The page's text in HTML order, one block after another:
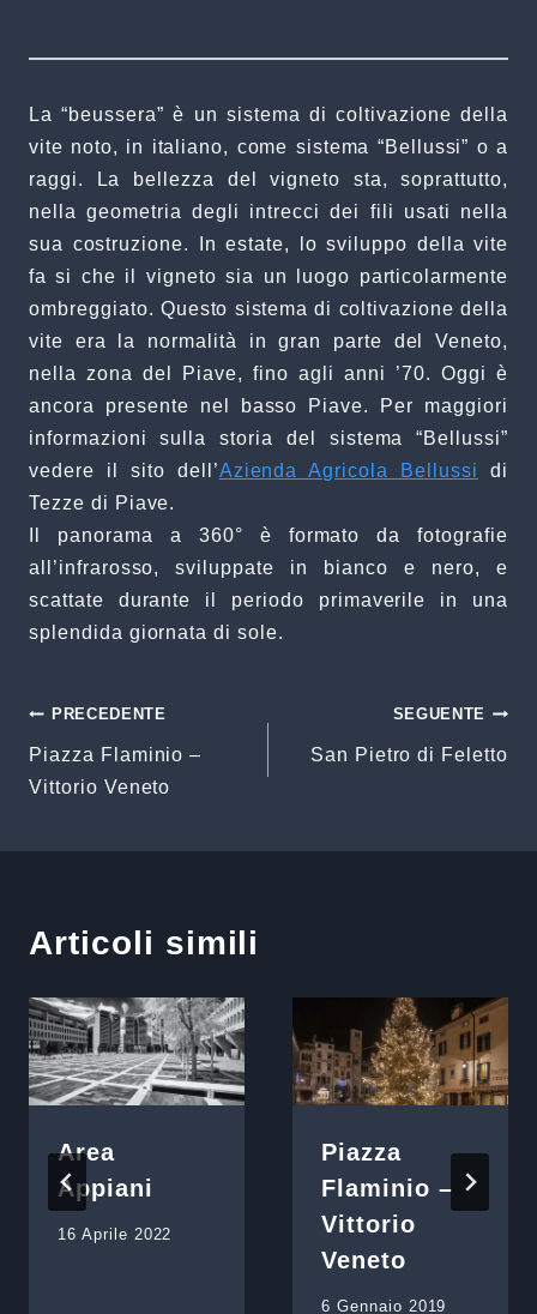
La “beussera” è un sistema di coltivazione della
vite noto, in italiano, come sistema “Bellussi” o a
raggi. La bellezza del vigneto sta, soprattutto,
nella geometria degli intrecci dei fili usati nella
sua costruzione. In estate, lo sviluppo della vite
fa si che il vigneto sia un luogo particolarmente
ombreggiato. Questo sistema di coltivazione della
vite era la normalità in gran parte del Veneto,
nella zona del Piave, fino agli anni ’70. Oggi è
ancora presente nel basso Piave. Per maggiori
informazioni sulla storia del sistema “Bellussi”
vedere il sito dell’Azienda Agricola Bellussi
di
Tezze di Piave.
Il panorama a 360° è formato da fotografie
all’infrarosso, sviluppate in bianco e nero, e
scattate durante il periodo primaverile in una
splendida giornata di sole.
Navigazione
articoli
PRECEDENTE
Piazza Flaminio –
Vittorio Veneto
SEGUENTE
San Pietro di Feletto
Articoli simili
Area
Appiani
16 Aprile 2022
Piazza
Flaminio –
Vittorio
Veneto
6 Gennaio 2019